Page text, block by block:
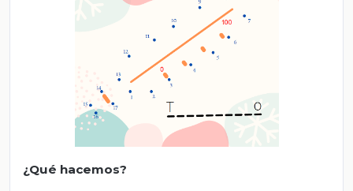
¿Qué hacemos?